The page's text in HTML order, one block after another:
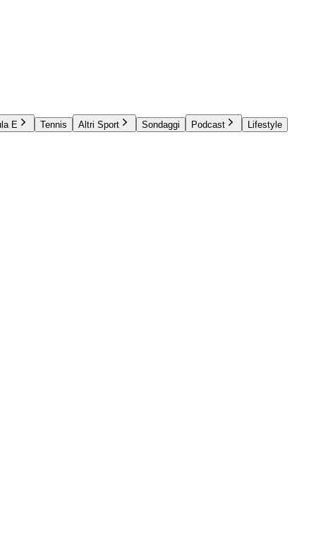
E Tennis Altri Sport Sondaggi Podcast
Lifestyle